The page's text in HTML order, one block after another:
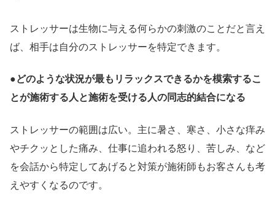
ストレッサーは生物に与える何らかの刺激のことだと言え
ば、相手は自分のストレッサーを特定できます。
●どのような状況が最もリラックスできるかを模索するこ
とが施術する人と施術を受ける人の同志的結合になる
ストレッサーの範囲は広い。主に暑さ、寒さ、小さな痒み
やチクッとした痛み、仕事に追われる怒り、苦しみ、など
を会話から特定してあげると対策が施術師もお客さんも考
えやすくなるのです。